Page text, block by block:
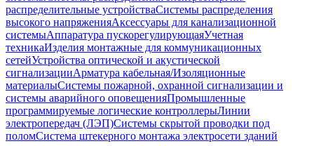
распределительные устройстваСистемы распределения
высокого напряженияАксессуары для канализационной
системыАппаратура пускорегулирующаяУчетная
техникаИзделия монтажные для коммуникационных
сетейУстройства оптической и акустической
сигнализацииАрматура кабельная/Изоляционные
материалыСистемы пожарной, охранной сигнализации и
системы аварийного оповещенияПромышленные
программируемые логические контроллерыЛинии
электропередач (ЛЭП)Системы скрытой проводки под
поломСистема штекерного монтажа электросети зданий